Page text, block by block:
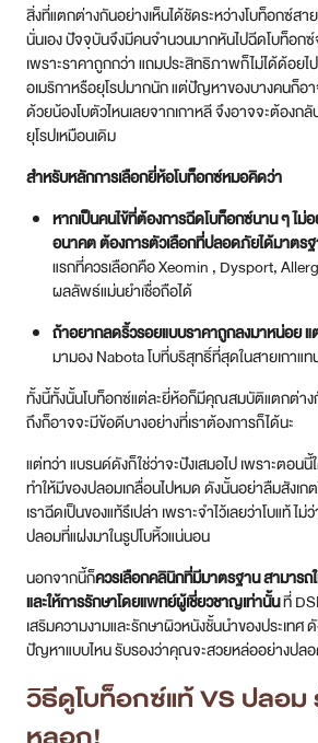
สิ่งที่แตกต่างกันอย่างเห็นได้ชัดระหว่างโบท็อกซ์ส
นั่นเอง ปัจจุบันจึงมีคนจำนวนมากหันไปฉีดโบท็อก
เพราะราคาถูกกว่า แถมประสิทธิภาพก็ไม่ได้ด้อย
อเมริกาหรือยุโรปมากนัก แต่ปัญหาของบางคนก็อา
ด้วยน้องโบตัวไหนเลยจากเกาหลี จึงอาจจะต้องก
ยุโรปเหมือนเดิม
สำหรับหลักการเลือกยี่ห้อโบท็อกซ์หมอคิดว่า
หากเป็นคนไข้ที่ต้องการฉีดโบท็อกซ์นาน ๆ ไ
อนาคต ต้องการตัวเลือกที่ปลอดภัยได้มาตรฐ
แรกที่ควรเลือกคือ Xeomin , Dysport,
ผลลัพธ์แม่นยำเชื่อถือได้
ถ้าอยากลดริ้วรอยแบบราคาถูกลงมาหน่อย
มามอง Nabota โบที่บริสุทธิ์ที่สุดในสายเกาแท
ทั้งนี้ทั้งนั้นโบท็อกซ์แต่ละยี่ห้อก็มีคุณสมบัติแตกต่า
ถึงก็อาจจะมีข้อดีบางอย่างที่เราต้องการก็ได้นะ
แต่ทว่า แบรนด์ดังก็ใช่ว่าจะปังเสมอไป เพราะตอน
ทำให้มีของปลอมเกลื่อนไปหมด ดังนั้นอย่าลืมสังเ
เราฉีดเป็นของแท้รึเปล่า เพราะจำไว้เลยว่าโบแท้ ไ
ปลอมที่แฝงมาในรูปโบหิ้วแน่นอน
นอกจากนี้ก็ควรเลือกคลินิกที่มีมาตรฐาน สามารถ
และให้การรักษาโดยแพทย์ผู้เชี่ยวชาญเท่านั้นที่
เสริมความงามและรักษาผิวหนังชั้นนำของประเท
ปัญหาแบบไหน รับรองว่าคุณจะสวยหล่ออย่างปล
วิธีดูโบท็อกซ์แท้ VS ปลอม